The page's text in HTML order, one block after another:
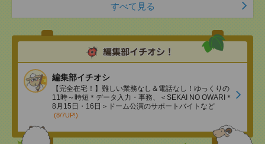
すべて見る
編集部イチオシ
【完全在宅！】難しい業務なし＆電話なし！ゆっくりの
11時～時短＊データ入力・事務、＜SEKAI NO OWARI＊
8月15日・16日＞ドーム公演のサポートバイトなど
(8/7UP!)